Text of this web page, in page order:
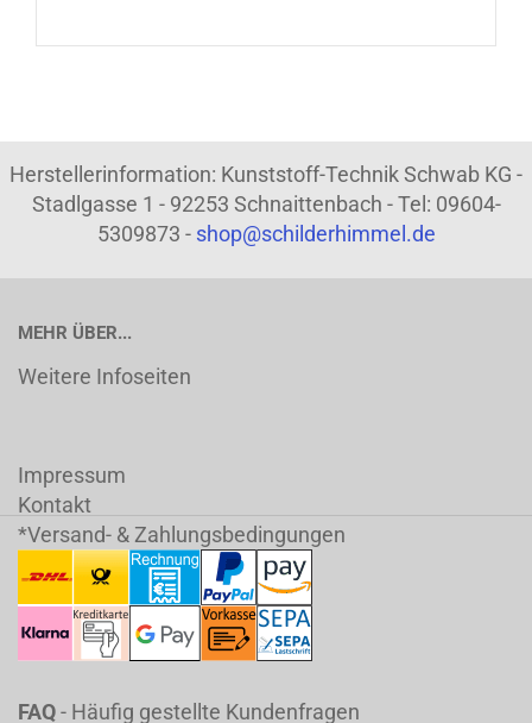
Herstellerinformation: Kunststoff-Technik Schwab KG -
Stadlgasse 1 - 92253 Schnaittenbach - Tel: 09604-
5309873 - shop@schilderhimmel.de
MEHR ÜBER...
Weitere Infoseiten
Impressum
Kontakt
*Versand- & Zahlungsbedingungen
FAQ- Häufig gestellte Kundenfragen